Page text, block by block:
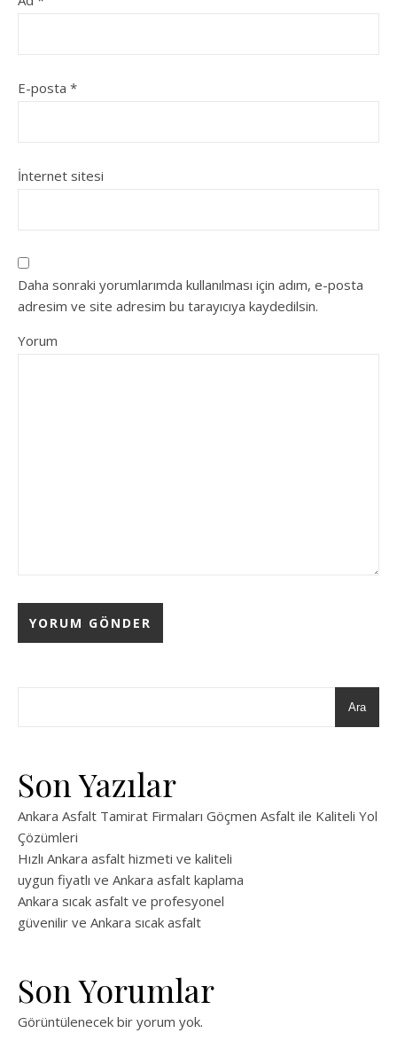
E-posta *
İnternet sitesi
Daha sonraki yorumlarımda kullanılması için adım, e-posta
adresim ve site adresim bu tarayıcıya kaydedilsin.
Yorum
Ara
Son Yazılar
Ankara Asfalt Tamirat Firmaları Göçmen Asfalt ile Kaliteli Yol
Çözümleri
Hızlı Ankara asfalt hizmeti ve kaliteli
uygun fiyatlı ve Ankara asfalt kaplama
Ankara sıcak asfalt ve profesyonel
güvenilir ve Ankara sıcak asfalt
Son Yorumlar
Görüntülenecek bir yorum yok.